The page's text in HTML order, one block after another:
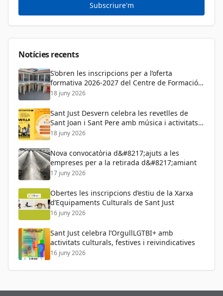
Diversitat Sexual i de Gènere
Dona
Subscriure'm
Notícies recents
S’obren les inscripcions per a l’oferta
formativa 2026-2027 del Centre de Formació
de Persones Adultes
18 juny 2026
Sant Just Desvern celebra les revetlles de
Sant Joan i Sant Pere amb música i activitats
per a tots els públics
18 juny 2026
Nova convocatòria d&#8217;ajuts a les
empreses per a la retirada d&#8217;amiant
17 juny 2026
Obertes les inscripcions d’estiu de la Xarxa
d’Equipaments Culturals de Sant Just
16 juny 2026
Sant Just celebra l’OrgullLGTBI+ amb
activitats culturals, festives i reivindicatives
16 juny 2026